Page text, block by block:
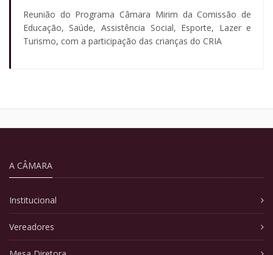
Reunião do Programa Câmara Mirim da Comissão de
Educação, Saúde, Assistência Social, Esporte, Lazer e
Turismo, com a participação das crianças do CRIA
A CÂMARA
Institucional
Vereadores